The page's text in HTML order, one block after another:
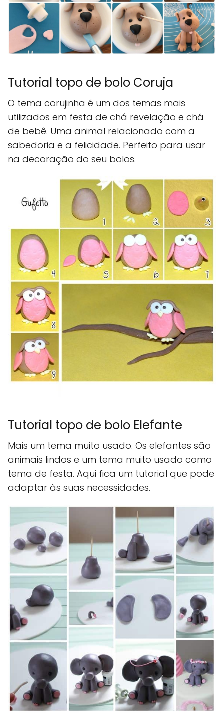
Tutorial topo de bolo Coruja
O tema corujinha é um dos temas mais
utilizados em festa de chá revelação e chá
de bebê. Uma animal relacionado com a
sabedoria e a felicidade. Perfeito para usar
na decoração do seu bolos.
Tutorial topo de bolo Elefante
Mais um tema muito usado. Os elefantes são
animais lindos e um tema muito usado como
tema de festa. Aqui fica um tutorial que pode
adaptar às suas necessidades.